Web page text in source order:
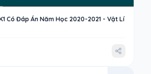
Có Đáp Án Năm Học 2020-2021 - Vật Lí